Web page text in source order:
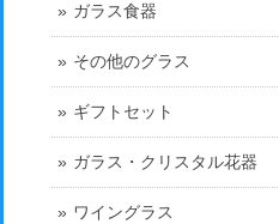
ガラス食器
その他のグラス
ギフトセット
ガラス・クリスタル花器
ワイングラス